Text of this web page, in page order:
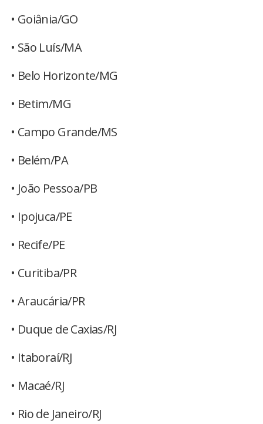
• Goiânia/GO
• São Luís/MA
• Belo Horizonte/MG
• Betim/MG
• Campo Grande/MS
• Belém/PA
• João Pessoa/PB
• Ipojuca/PE
• Recife/PE
• Curitiba/PR
• Araucária/PR
• Duque de Caxias/RJ
• Itaboraí/RJ
• Macaé/RJ
• Rio de Janeiro/RJ